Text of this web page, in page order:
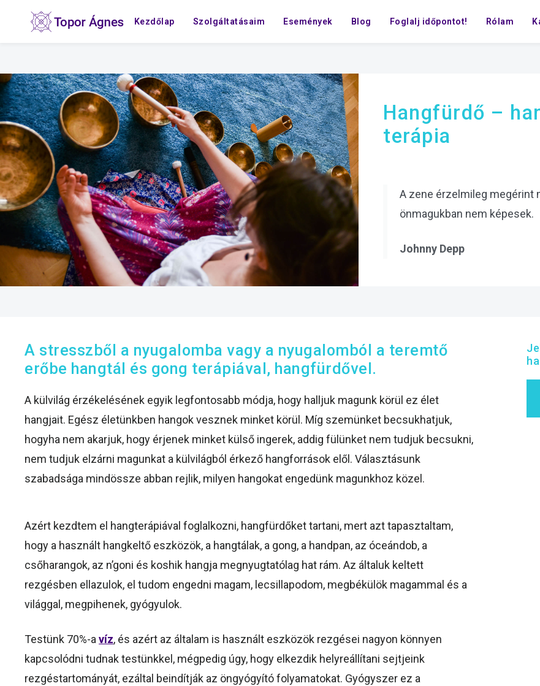
Kezdőlap Szolgáltatásaim Események Blog Foglalj időpontot! Rólam
Hangfürdő –
terápia
A zene érzelmileg megérint
önmagukban nem képesek.
Johnny Depp
A stresszből a nyugalomba vagy a nyugalomból a teremtő
erőbe hangtál és gong terápiával, hangfürdővel.
A külvilág érzékelésének egyik legfontosabb módja, hogy halljuk magunk körül ez élet
hangjait. Egész életünkben hangok vesznek minket körül. Míg szemünket becsukhatjuk,
hogyha nem akarjuk, hogy érjenek minket külső ingerek, addig fülünket nem tudjuk becsukni,
nem tudjuk elzárni magunkat a külvilágból érkező hangforrások elől. Választásunk
szabadsága mindössze abban rejlik, milyen hangokat engedünk magunkhoz közel.
Azért kezdtem el hangterápiával foglalkozni, hangfürdőket tartani, mert azt tapasztaltam,
hogy a használt hangkeltő eszközök, a hangtálak, a gong, a handpan, az óceándob, a
csőharangok, az n’goni és koshik hangja megnyugtatólag hat rám. Az általuk keltett
rezgésben ellazulok, el tudom engedni magam, lecsillapodom, megbékülök magammal és a
világgal, megpihenek, gyógyulok.
Testünk 70%-avíz, és azért az általam is használt eszközök rezgései nagyon könnyen
kapcsolódni tudnak testünkkel, mégpedig úgy, hogy elkezdik helyreállítani sejtjeink
rezgéstartományát, ezáltal beindítják az öngyógyító folyamatokat. Gyógyszer ez a